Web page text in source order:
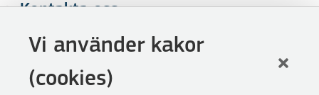
Vi använder kakor
(cookies)
Kontakta oss
Följ oss
LinkedIn